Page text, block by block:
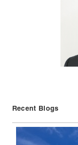
Recent Blogs